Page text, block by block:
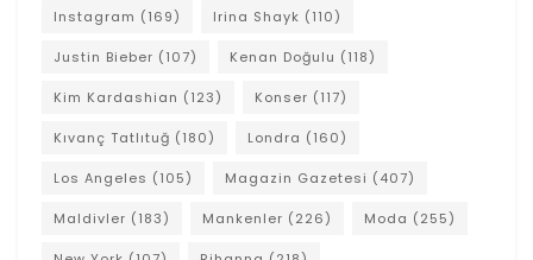
Instagram (169) Irina Shayk (110)
Justin Bieber (107) Kenan Doğulu (118)
Kim Kardashian (123) Konser (117)
Kıvanç Tatlıtuğ (180) Londra (160)
Los Angeles (105) Magazin Gazetesi (407)
Maldivler (183) Mankenler (226) Moda (255)